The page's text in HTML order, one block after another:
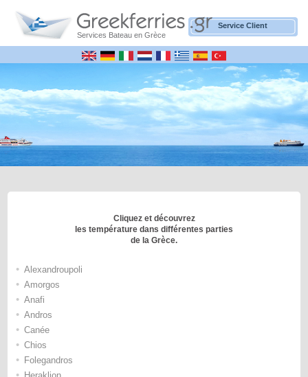
Services Bateau en Grèce
Service Client
Cliquez et découvrez
les température dans différentes parties
de la Grèce.
• Alexandroupoli
• Amorgos
• Anafi
• Andros
• Canée
• Chios
• Folegandros
•